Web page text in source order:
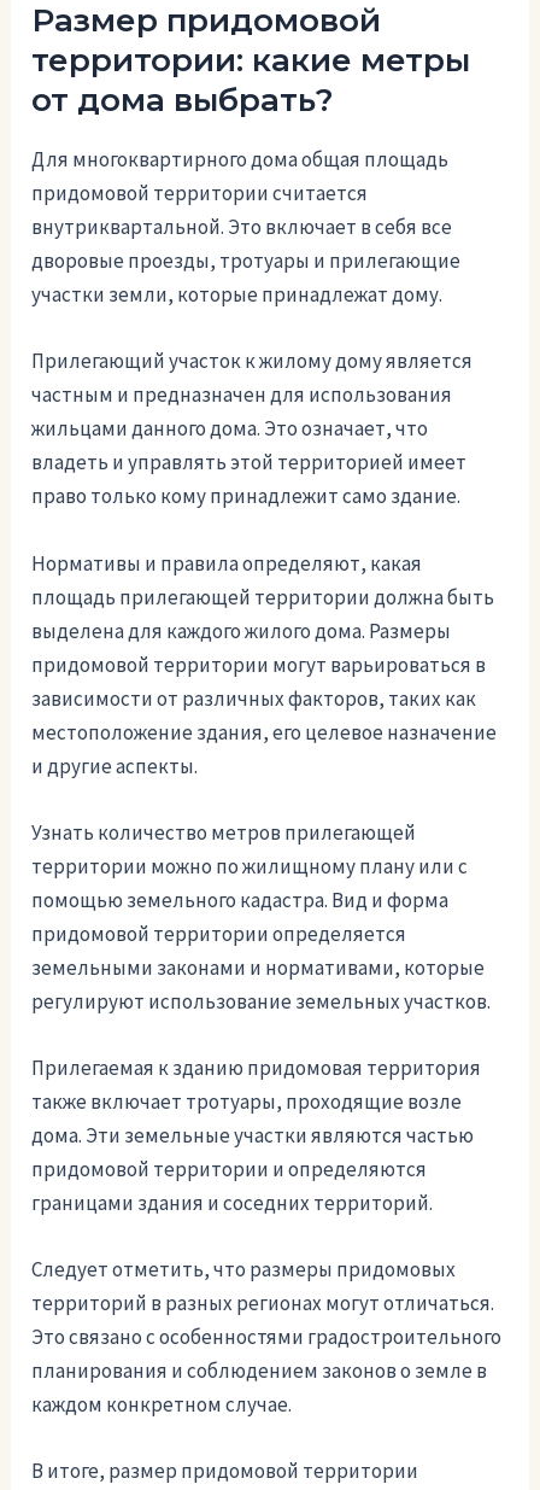
Размер придомовой
территории: какие метры
от дома выбрать?
Для многоквартирного дома общая площадь
придомовой территории считается
внутриквартальной. Это включает в себя все
дворовые проезды, тротуары и прилегающие
участки земли, которые принадлежат дому.
Прилегающий участок к жилому дому является
частным и предназначен для использования
жильцами данного дома. Это означает, что
владеть и управлять этой территорией имеет
право только кому принадлежит само здание.
Нормативы и правила определяют, какая
площадь прилегающей территории должна быть
выделена для каждого жилого дома. Размеры
придомовой территории могут варьироваться в
зависимости от различных факторов, таких как
местоположение здания, его целевое назначение
и другие аспекты.
Узнать количество метров прилегающей
территории можно по жилищному плану или с
помощью земельного кадастра. Вид и форма
придомовой территории определяется
земельными законами и нормативами, которые
регулируют использование земельных участков.
Прилегаемая к зданию придомовая территория
также включает тротуары, проходящие возле
дома. Эти земельные участки являются частью
придомовой территории и определяются
границами здания и соседних территорий.
Следует отметить, что размеры придомовых
территорий в разных регионах могут отличаться.
Это связано с особенностями градостроительного
планирования и соблюдением законов о земле в
каждом конкретном случае.
В итоге, размер придомовой территории